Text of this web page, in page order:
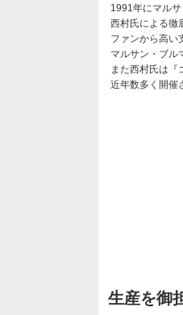
1991年にマル
西村氏による徹
ファンから高い
マルサン・ブル
また西村氏は『
近年数多く開催
生産を御